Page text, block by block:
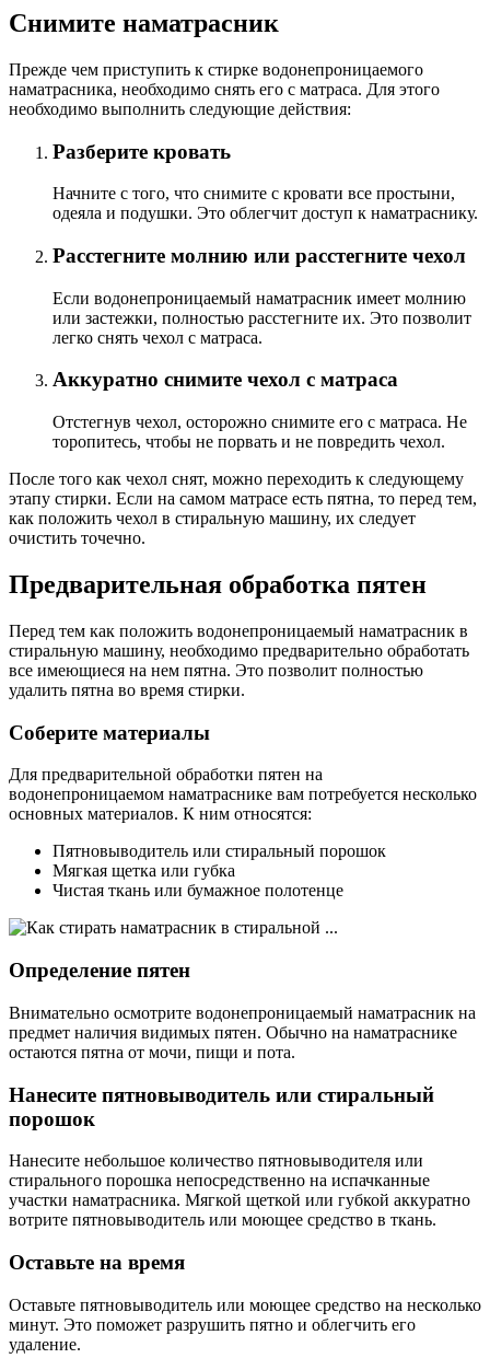
Снимите наматрасник
Прежде чем приступить к стирке водонепроницаемого
наматрасника, необходимо снять его с матраса. Для этого
необходимо выполнить следующие действия:
Разберите кровать
Начните с того, что снимите с кровати все простыни,
одеяла и подушки. Это облегчит доступ к наматраснику.
Расстегните молнию или расстегните чехол
Если водонепроницаемый наматрасник имеет молнию
или застежки, полностью расстегните их. Это позволит
легко снять чехол с матраса.
Аккуратно снимите чехол с матраса
Отстегнув чехол, осторожно снимите его с матраса. Не
торопитесь, чтобы не порвать и не повредить чехол.
После того как чехол снят, можно переходить к следующему
этапу стирки. Если на самом матрасе есть пятна, то перед тем,
как положить чехол в стиральную машину, их следует
очистить точечно.
Предварительная обработка пятен
Перед тем как положить водонепроницаемый наматрасник в
стиральную машину, необходимо предварительно обработать
все имеющиеся на нем пятна. Это позволит полностью
удалить пятна во время стирки.
Соберите материалы
Для предварительной обработки пятен на
водонепроницаемом наматраснике вам потребуется несколько
основных материалов. К ним относятся:
Пятновыводитель или стиральный порошок
Мягкая щетка или губка
Чистая ткань или бумажное полотенце
Определение пятен
Внимательно осмотрите водонепроницаемый наматрасник на
предмет наличия видимых пятен. Обычно на наматраснике
остаются пятна от мочи, пищи и пота.
Нанесите пятновыводитель или стиральный
порошок
Нанесите небольшое количество пятновыводителя или
стирального порошка непосредственно на испачканные
участки наматрасника. Мягкой щеткой или губкой аккуратно
вотрите пятновыводитель или моющее средство в ткань.
Оставьте на время
Оставьте пятновыводитель или моющее средство на несколько
минут. Это поможет разрушить пятно и облегчить его
удаление.